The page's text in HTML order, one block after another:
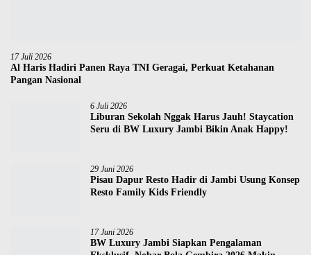
17 Juli 2026
Al Haris Hadiri Panen Raya TNI Geragai, Perkuat Ketahanan
Pangan Nasional
6 Juli 2026
Liburan Sekolah Nggak Harus Jauh! Staycation
Seru di BW Luxury Jambi Bikin Anak Happy!
29 Juni 2026
Pisau Dapur Resto Hadir di Jambi Usung Konsep
Resto Family Kids Friendly
17 Juni 2026
BW Luxury Jambi Siapkan Pengalaman